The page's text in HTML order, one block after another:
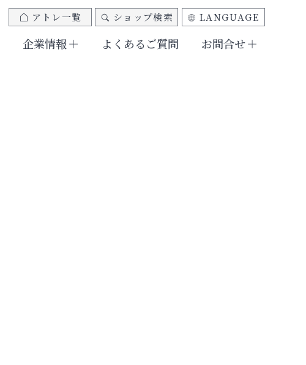
企業情報 よくあるご質問 お問合せ
アトレ一覧 ショップ検索 LANGUAGE